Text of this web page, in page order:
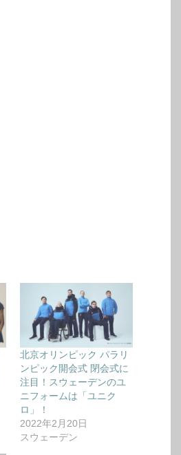
北京オリンピック パラリ
ンピック開会式 閉会式に
注目！スウェーデンのユ
ニフォームは「ユニク
ロ」！
2022年2月20日
スウェーデン